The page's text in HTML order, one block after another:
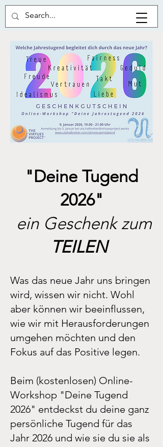
"Deine Tugend
2026"
ein Geschenk zum
TEILEN
Was das neue Jahr uns bringen
wird, wissen wir nicht. Wohl
aber können wir beeinflussen,
wie wir mit Herausforderungen
umgehen möchten und den
Fokus auf das Positive legen.
Beim (kostenlosen) Online-
Workshop "Deine Tugend
2026" entdeckst du deine ganz
persönliche Tugend für das
Jahr 2026 und wie sie du sie als